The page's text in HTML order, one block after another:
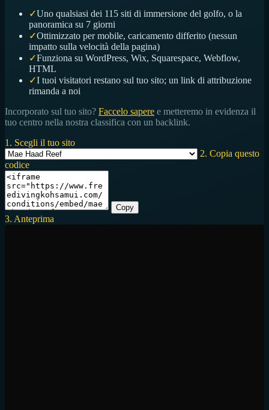
✓Uno qualsiasi dei 115 siti di immersione del golfo, o la
panoramica su 7 giorni
✓Ottimizzato per mobile, caricamento differito (nessun
impatto sulla velocità della pagina)
✓Funziona su WordPress, Wix, Squarespace, Webflow,
HTML
✓I tuoi visitatori restano sul tuo sito; un link di attribuzione
rimanda a noi
Incorporato sul tuo sito? Faccelo sapere e metteremo in evidenza il
tuo centro nella nostra classifica con un backlink.
1. Scegli il tuo sito
2. Copia questo
codice
Copy
3. Anteprima